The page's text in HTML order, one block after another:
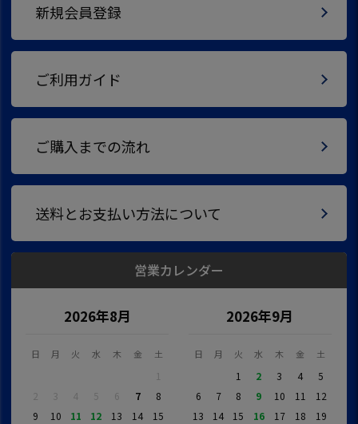
新規会員登録
ご利用ガイド
ご購入までの流れ
送料とお支払い方法について
営業カレンダー
2026年8月
日 月 火 水 木 金 土
1
2
3 4 5 6 7
8
9
10 11 12 13 14
15
2026年9月
日 月 火 水 木 金 土
1 2 3 4
5
6
7 8 9 10 11
12
13
14 15 16 17 18
19